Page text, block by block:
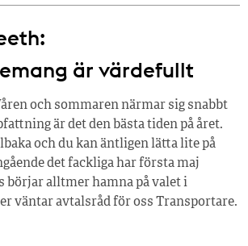
är värdefullt
och sommaren närmar sig snabbt
är det den bästa tiden på året.
och du kan äntligen lätta lite på
det fackliga har första maj
börjar alltmer hamna på valet i
väntar avtalsråd för oss Transportare.